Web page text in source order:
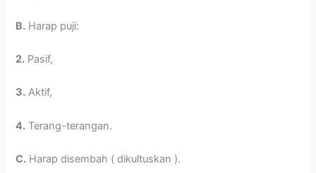
B. Harap puji:
2. Pasif,
3. Aktif,
4. Terang-terangan.
C. Harap disembah ( dikultuskan ).